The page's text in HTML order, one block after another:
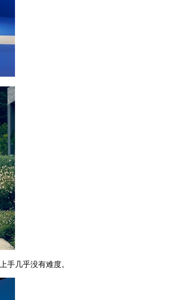
几乎没有难度。